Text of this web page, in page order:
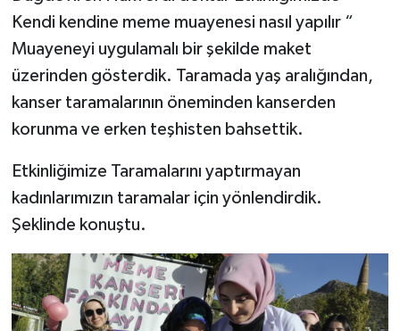
Kendi kendine meme muayenesi nasıl yapılır “
Muayeneyi uygulamalı bir şekilde maket
üzerinden gösterdik. Taramada yaş aralığından,
kanser taramalarının öneminden kanserden
korunma ve erken teşhisten bahsettik.
Etkinliğimize Taramalarını yaptırmayan
kadınlarımızın taramalar için yönlendirdik.
Şeklinde konuştu.